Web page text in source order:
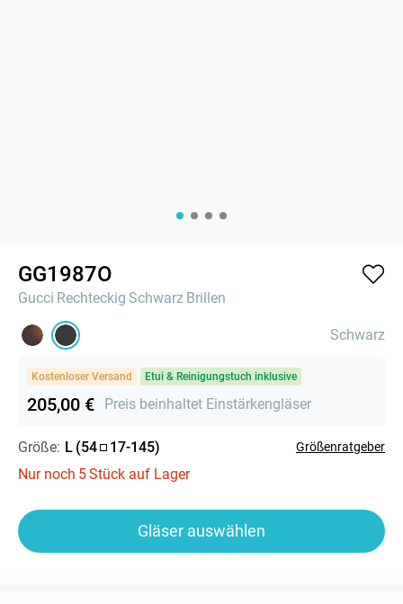
GG1987O
Gucci Rechteckig Schwarz Brillen
Schwarz
Kostenloser Versand Etui & Reinigungstuch inklusive
205,00 € Preis beinhaltet Einstärkengläser
Größe: L (54 17-145) Größenratgeber
Nur noch 5Stück auf Lager
Gläser auswählen